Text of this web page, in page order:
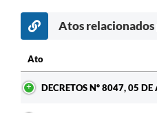
Atos relacionados
Ato
DECRETOS Nº 8047, 05